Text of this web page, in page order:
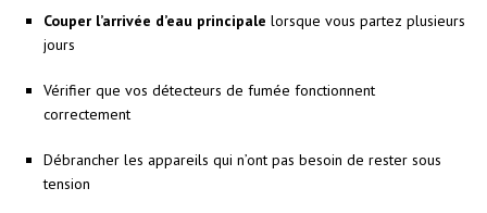
Couper l’arrivée d’eau principale lorsque vous partez plusieurs
jours
Vérifier que vos détecteurs de fumée fonctionnent
correctement
Débrancher les appareils qui n’ont pas besoin de rester sous
tension